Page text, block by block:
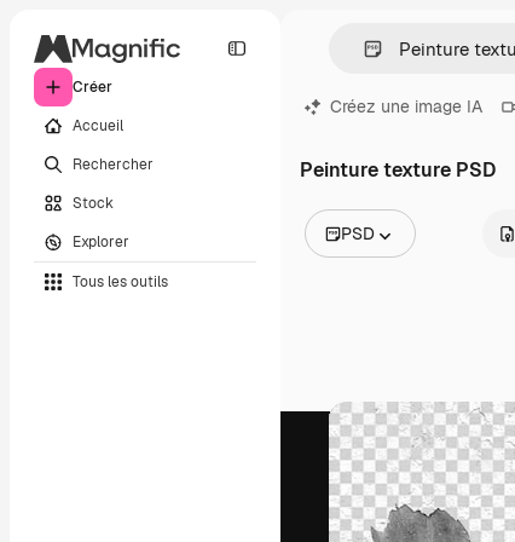
Créer
Accueil
Rechercher
Stock
Explorer
Tous les outils
Créez une image IA
Peinture texture PSD
PSD
Vidéos
Clips de vidéo
Graphiques animés
Templates vidéos
Icônes
Modèles 3D
Polices